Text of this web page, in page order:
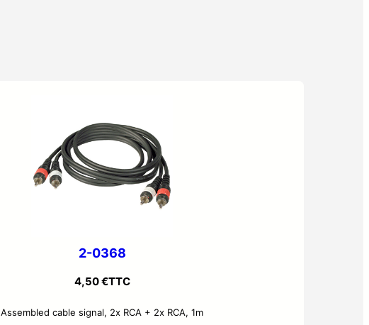
2-0368
4,50€TTC
Assembled cable signal, 2x RCA + 2x RCA, 1m